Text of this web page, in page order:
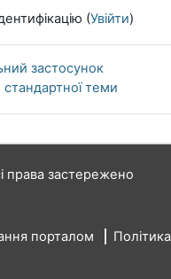
(Увійти)
застосунок
теми
права застережено
порталом
Політика